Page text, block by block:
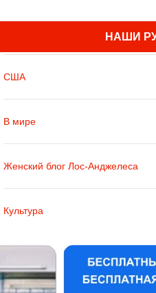
НАШИ
США
В мире
Женский блог Лос-Анджелеса
Культура